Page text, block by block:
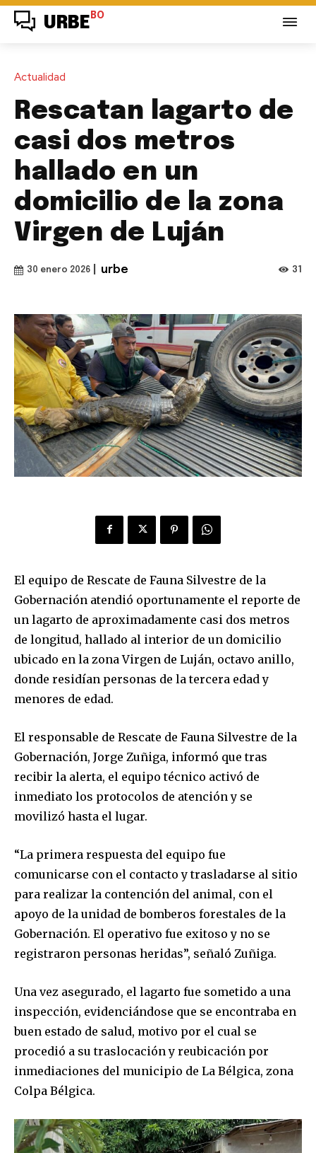
URBE BO
Actualidad
Rescatan lagarto de
casi dos metros
hallado en un
domicilio de la zona
Virgen de Luján
30 enero 2026 urbe 31
El equipo de Rescate de Fauna Silvestre de la
Gobernación atendió oportunamente el reporte de
un lagarto de aproximadamente casi dos metros
de longitud, hallado al interior de un domicilio
ubicado en la zona Virgen de Luján, octavo anillo,
donde residían personas de la tercera edad y
menores de edad.
El responsable de Rescate de Fauna Silvestre de la
Gobernación, Jorge Zuñiga, informó que tras
recibir la alerta, el equipo técnico activó de
inmediato los protocolos de atención y se
movilizó hasta el lugar.
“La primera respuesta del equipo fue
comunicarse con el contacto y trasladarse al sitio
para realizar la contención del animal, con el
apoyo de la unidad de bomberos forestales de la
Gobernación. El operativo fue exitoso y no se
registraron personas heridas”, señaló Zuñiga.
Una vez asegurado, el lagarto fue sometido a una
inspección, evidenciándose que se encontraba en
buen estado de salud, motivo por el cual se
procedió a su traslocación y reubicación por
inmediaciones del municipio de La Bélgica, zona
Colpa Bélgica.